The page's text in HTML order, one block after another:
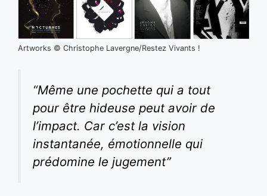
Artworks © Christophe Lavergne/Restez Vivants !
“Même une pochette qui a tout
pour être hideuse peut avoir de
l’impact. Car c’est la vision
instantanée, émotionnelle qui
prédomine le jugement”